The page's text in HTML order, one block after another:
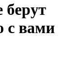
берут
с вами